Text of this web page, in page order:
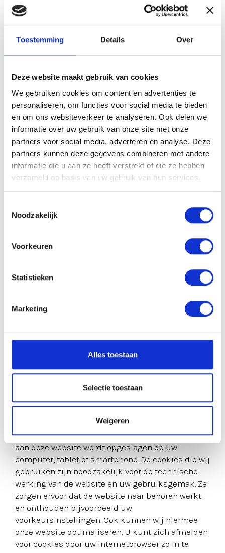
Toestemming Details Over
Deze website maakt gebruik van cookies
We gebruiken cookies om content en advertenties te
personaliseren, om functies voor social media te bieden
en om ons websiteverkeer te analyseren. Ook delen we
informatie over uw gebruik van onze site met onze
partners voor social media, adverteren en analyse. Deze
partners kunnen deze gegevens combineren met andere
informatie die u aan ze heeft verstrekt of die ze hebben
verzameld op basis van uw gebruik van hun services.
Noodzakelijk
Voorkeuren
Statistieken
Marketing
Alles toestaan
Selectie toestaan
Weigeren
geautomatiseerde verwerkingen, besluiten over
zaken die (aanzienlijke) gevolgen kunnen hebben
voor personen. Het gaat hier om besluiten die
worden genomen door computerprogramma's of -
Hoe lang we
persoonsgegevens
bewaren
Lokaal Werkt bewaart uw persoonsgegevens niet
langer dan strikt nodig is om de doelen te realiseren
waarvoor uw gegevens worden verzameld.
Delen van
persoonsgegevens met
derden
en verstrekt deze uitsluitend indien dit nodig is voor
de uitvoering van onze overeenkomst met u of om te
bedrijven die uw gegevens verwerken in onze
opdracht, sluiten wij een bewerkersovereenkomst
en vertrouwelijkheid van uw gegevens. Lokaal Werkt
Cookies, of vergelijkbare
technieken, die wij
gebruiken
Lokaal Werkt gebruikt alleen technische en
geen inbreuk maken op uw privacy. Een cookie is
een klein tekstbestand dat bij het eerste bezoek
aan deze website wordt opgeslagen op uw
computer, tablet of smartphone. De cookies die wij
gebruiken zijn noodzakelijk voor de technische
werking van de website en uw gebruiksgemak. Ze
zorgen ervoor dat de website naar behoren werkt
en onthouden bijvoorbeeld uw
voorkeursinstellingen. Ook kunnen wij hiermee
onze website optimaliseren. U kunt zich afmelden
voor cookies door uw internetbrowser zo in te